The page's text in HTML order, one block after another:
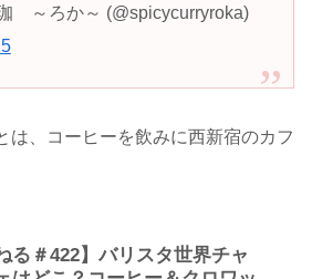
～ろか～ (@spicycurryroka)
は、コーヒーを飲みに西新宿のカフ
る＃422】バリスタ世界チャ